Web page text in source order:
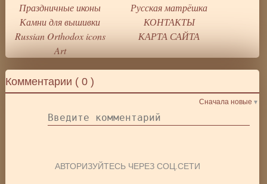
Комментарии (0 )
Сначала новые
АВТОРИЗУЙТЕСЬ ЧЕРЕЗ СОЦ.СЕТИ
Праздничные иконы
Русская матрёшка
Камни для вышивки
КОНТАКТЫ
Russian Orthodox icons
Art
КАРТА САЙТА